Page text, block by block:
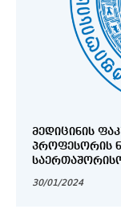
ᲛᲔᲓᲘᲪᲘᲜᲘᲡ
ᲞᲠᲝᲤᲔᲡᲝᲠᲘᲡ
30/01/2024